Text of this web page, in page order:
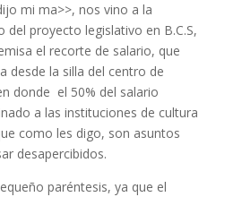
mi ma>>, nos vino a la
del proyecto legislativo en B.C.S,
el recorte de salario, que
desde la silla del centro de
donde el 50% del salario
a las instituciones de cultura
como les digo, son asuntos
desapercibidos.
paréntesis, ya que el